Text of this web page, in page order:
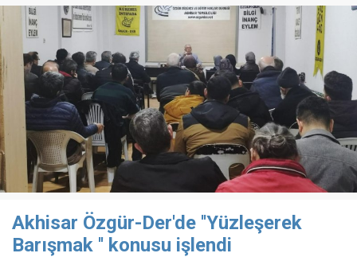
Akhisar Özgür-Der'de ''Yüzleşerek
Barışmak '' konusu işlendi